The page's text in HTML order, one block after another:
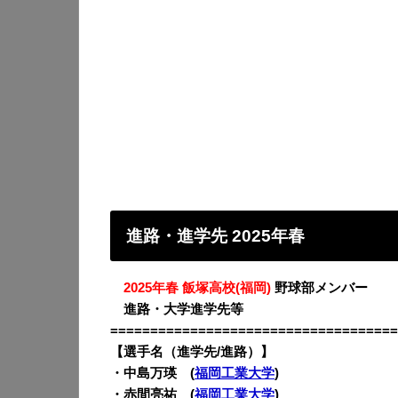
進路・進学先 2025年春
2025年春 飯塚高校(福岡) 野球部メンバー
進路・大学進学先等
【選手名（進学先/進路）】
・中島万瑛 (福岡工業大学)
・赤間亮祐 (福岡工業大学)